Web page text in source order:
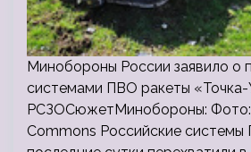
Минобороны России заявило о
системами ПВО ракеты «Точка-
РСЗОСюжетМинобороны: Фото:
Commons Российские системы